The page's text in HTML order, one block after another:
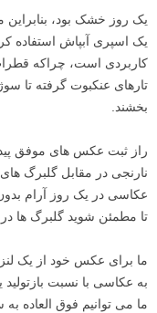
یک روز خشک بود، بنابراین
یک اسپری آبپاش استفاده
کاربردی است، چراکه
تارهای عنکبوت گرفته تا
بخشند.
راز ثبت عکس های موفق
نارنجی در مقابل گلبرگ
عکاسی در یک روز آرام
تا مطمئن شوید گلبرگ ها
ما می توانیم فوق العاده